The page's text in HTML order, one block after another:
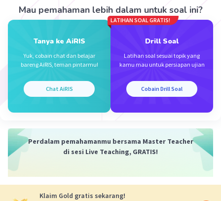
Mau pemahaman lebih dalam untuk soal ini?
Tanya ke AiRIS
Yuk, cobain chat dan belajar
bareng AiRIS, teman pintarmu!
Chat AiRIS
LATIHAN SOAL GRATIS!
Drill Soal
Latihan soal sesuai topik yang
kamu mau untuk persiapan ujian
Cobain Drill Soal
Perdalam pemahamanmu bersama Master Teacher
di sesi Live Teaching, GRATIS!
Klaim Gold gratis sekarang!